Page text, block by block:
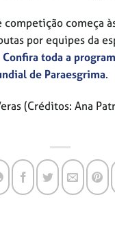
competição começa
por equipes da
Confira toda a
de Paraesgrima.
(Créditos: Ana